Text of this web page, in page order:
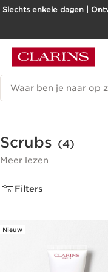
DOORGAAN NAAR
Slechts enkele dagen |
Zoekgeschiedenis
Scrubs (4)
Meer lezen
Filters
Nieuw